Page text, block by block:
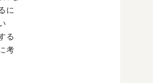
に
る
考